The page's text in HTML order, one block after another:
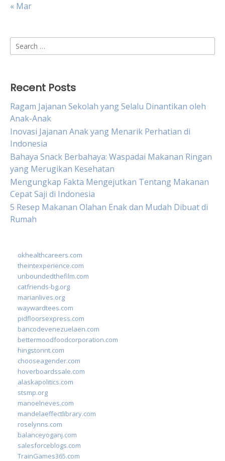
« Mar
Search
for:
Recent Posts
Ragam Jajanan Sekolah yang Selalu Dinantikan oleh
Anak-Anak
Inovasi Jajanan Anak yang Menarik Perhatian di
Indonesia
Bahaya Snack Berbahaya: Waspadai Makanan Ringan
yang Merugikan Kesehatan
Mengungkap Fakta Mengejutkan Tentang Makanan
Cepat Saji di Indonesia
5 Resep Makanan Olahan Enak dan Mudah Dibuat di
Rumah
okhealthcareers.com
theintexperience.com
unboundedthefilm.com
catfriends-bg.org
marianlives.org
waywardtees.com
pidfloorsexpress.com
bancodevenezuelaen.com
bettermoodfoodcorporation.com
hingstonnt.com
chooseagender.com
hoverboardssale.com
alaskapolitics.com
stsmp.org
manoelneves.com
mandelaeffectlibrary.com
roselynns.com
balanceyoganj.com
salesforceblogs.com
TrainGames365.com